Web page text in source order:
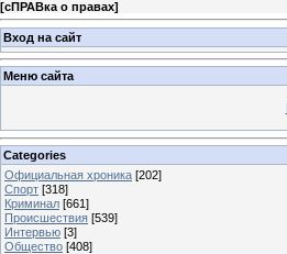
[сПРАВка о правах]
Вход на сайт
Меню сайта
Categories
Официальная хроника [202]
Спорт [318]
Криминал [661]
Происшествия [539]
Интервью [3]
Общество [408]